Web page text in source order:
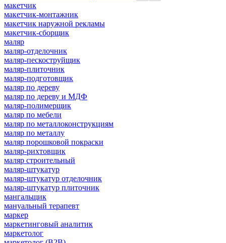
макетчик
макетчик-монтажник
макетчик наружной рекламы
макетчик-сборщик
маляр
маляр-отделочник
маляр-пескоструйщик
маляр-плиточник
маляр-подготовщик
маляр по дереву
маляр по дереву и МДФ
маляр-полимерщик
маляр по мебели
маляр по металлоконструкциям
маляр по металлу
маляр порошковой покраски
маляр-рихтовщик
маляр строительный
маляр-штукатур
маляр-штукатур отделочник
маляр-штукатур плиточник
мангальщик
мануальный терапевт
маркер
маркетинговый аналитик
маркетолог